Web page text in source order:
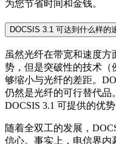
为您节省时间和金钱。
DOCSIS 3.1 可达到什么样的
虽然光纤在带宽和速度
势，但是突破性的技术（
够缩小与光纤的差距。
仍然是光纤的可行替代品
DOCSIS 3.1 可提供的优势
随着全双工的发展，
信心。事实上，电信界内